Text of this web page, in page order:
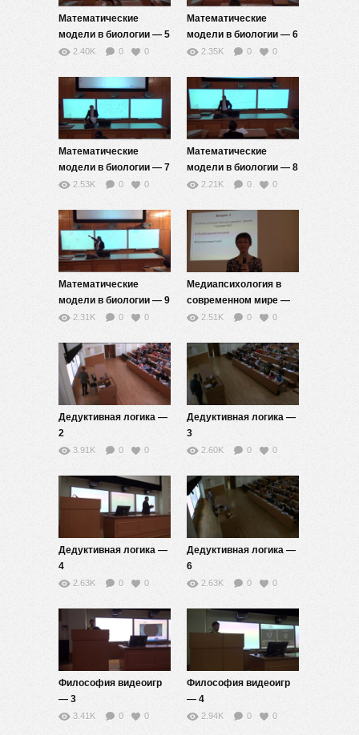
Математические
модели в биологии — 5
2.40K 0 0
Математические
модели в биологии — 6
2.35K 0 0
Математические
модели в биологии — 7
2.53K 0 0
Математические
модели в биологии — 8
2.21K 0 0
Математические
модели в биологии — 9
2.31K 0 0
Медиапсихология в
современном мире —
11 2.51K 0 0
Дедуктивная логика —
2
3.91K 0 0
Дедуктивная логика —
3
2.60K 0 0
Дедуктивная логика —
4
2.63K 0 0
Дедуктивная логика —
6
2.63K 0 0
Философия видеоигр
— 3
3.41K 0 0
Философия видеоигр
— 4
2.94K 0 0